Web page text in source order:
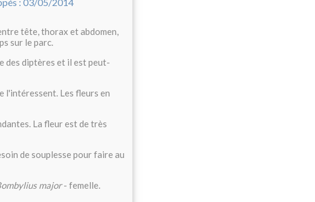
tête, thorax et abdomen,
sur le parc.
des diptères et il est peut-
l'intéressent. Les fleurs en
La fleur est de très
de souplesse pour faire au
major- femelle.